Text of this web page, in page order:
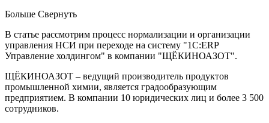
Больше Свернуть
В статье рассмотрим процесс нормализации и организации
управления НСИ при переходе на систему "1С:ERP
Управление холдингом" в компании "ЩЁКИНОАЗОТ".
ЩЁКИНОАЗОТ – ведущий производитель продуктов
промышленной химии, является градообразующим
предприятием. В компании 10 юридических лиц и более 3 500
сотрудников.